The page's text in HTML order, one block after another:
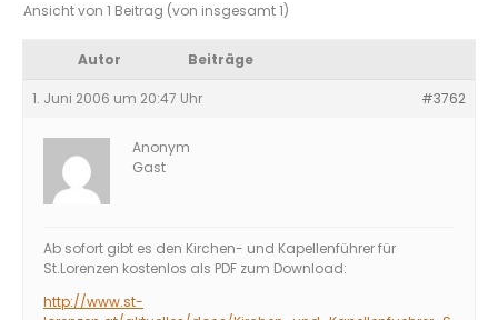
Ansicht von 1 Beitrag (von insgesamt 1)
Autor Beiträge
1. Juni 2006 um 20:47 Uhr #3762
Anonym
Gast
Ab sofort gibt es den Kirchen- und Kapellenführer für
St.Lorenzen kostenlos als PDF zum Download:
http://www.st-